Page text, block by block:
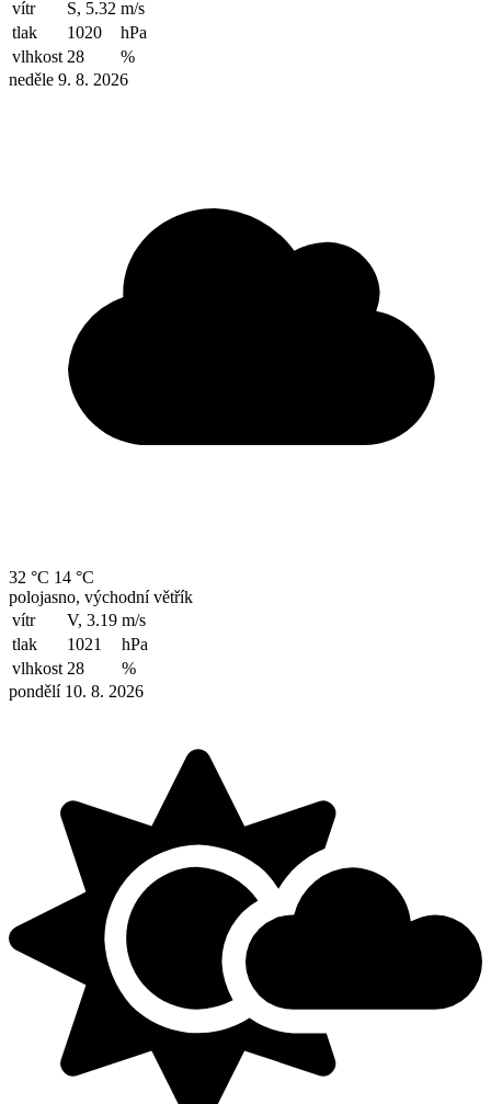
vítr
S, 5.32 m/s
tlak
1020
hPa
vlhkost 28
%
neděle 9. 8. 2026
32 °C 14 °C
polojasno, východní větřík
vítr
V, 3.19 m/s
tlak
1021
hPa
vlhkost 28
%
pondělí 10. 8. 2026